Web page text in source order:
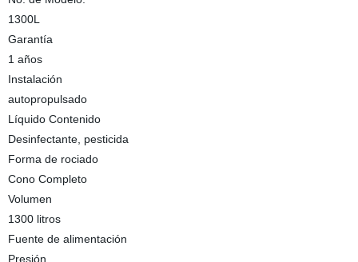
1300L
Garantía
1 años
Instalación
autopropulsado
Líquido Contenido
Desinfectante, pesticida
Forma de rociado
Cono Completo
Volumen
1300 litros
Fuente de alimentación
Presión